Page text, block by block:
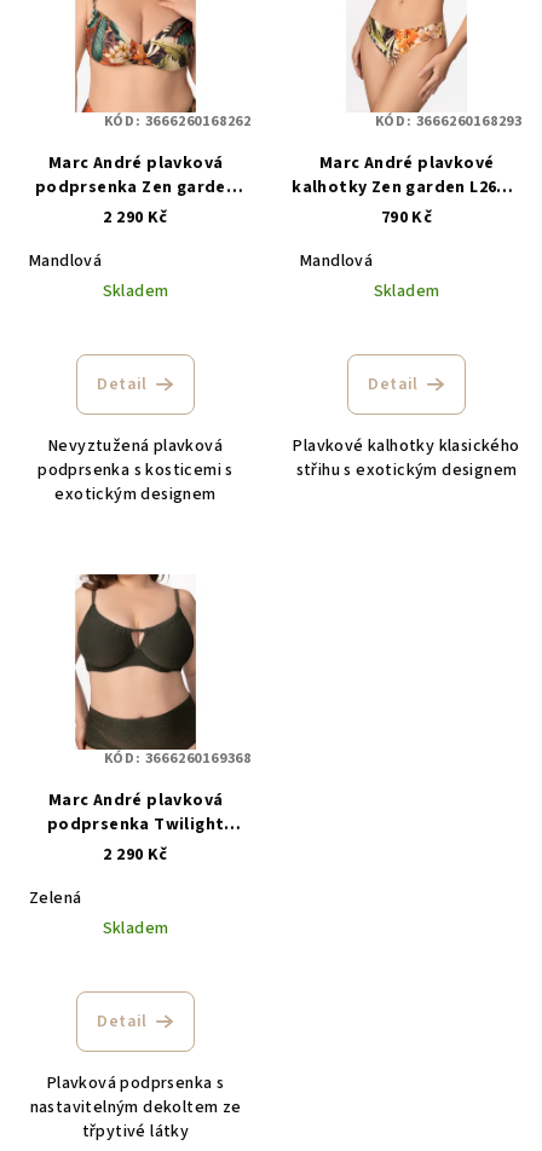
Marc André plavková
podprsenka Zen garden
L2606-YP-652
2 290 Kč
Mandlová
Skladem
Detail
Nevyztužená plavková
podprsenka s kosticemi s
exotickým designem
KÓD: 3666260168262
Marc André plavkové
kalhotky Zen garden L2606-
Z-MCB
790 Kč
Mandlová
Skladem
Detail
Plavkové kalhotky klasického
střihu s exotickým designem
KÓD: 3666260168293
Marc André plavková
podprsenka Twilight
L2612-YP-522
2 290 Kč
Zelená
Skladem
Detail
Plavková podprsenka s
nastavitelným dekoltem ze
třpytivé látky
KÓD: 3666260169368